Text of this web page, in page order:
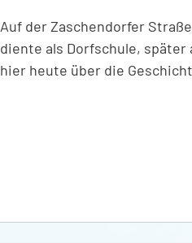
Auf der Zaschendorfer
diente als Dorfschule,
hier heute über die